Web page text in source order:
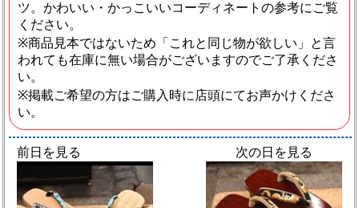
ツ。かわいい・かっこいいコーディネートの参考にご覧
ください。
※商品見本ではないため「これと同じ物が欲しい」と言
われても在庫に無い場合がございますのでご了承くださ
い。
※掲載ご希望の方はご購入時に店頭にてお声かけくださ
い。
前日を見る 次の日を見る